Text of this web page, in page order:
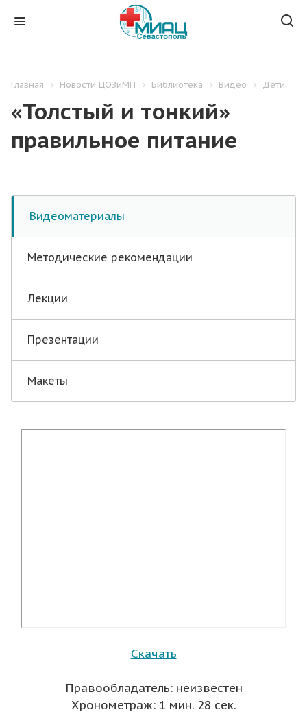
Главная Новости ЦОЗиМП Библиотека Видео Дети
«Толстый и тонкий»
правильное питание
Видеоматериалы
Методические рекомендации
Лекции
Презентации
Макеты
Скачать
Правообладатель: неизвестен
Хронометраж: 1 мин. 28 сек.